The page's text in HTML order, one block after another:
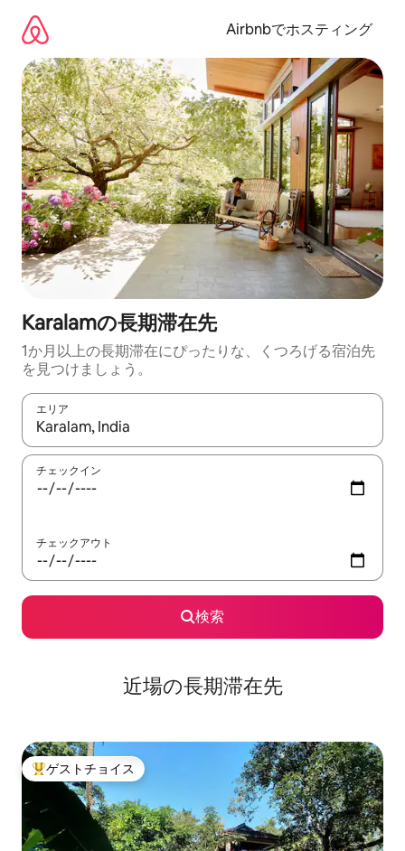
Airbnbでホスティング
Karalamの長期滞在先
1か月以上の長期滞在にぴったりな、くつろげる宿泊先
を見つけましょう。
エリア
検索結果が表示されたら、上下の矢印キーを使って移動するか
チェックイン
チェックアウト
検索
近場の長期滞在先
大好評のゲストチョイスです。
ゲストチョイス